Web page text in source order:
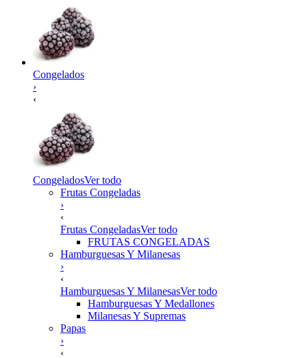
Congelados
›
‹
CongeladosVer todo
Frutas Congeladas
›
‹
Frutas CongeladasVer todo
FRUTAS CONGELADAS
Hamburguesas Y Milanesas
›
‹
Hamburguesas Y MilanesasVer todo
Hamburguesas Y Medallones
Milanesas Y Supremas
Papas
›
‹